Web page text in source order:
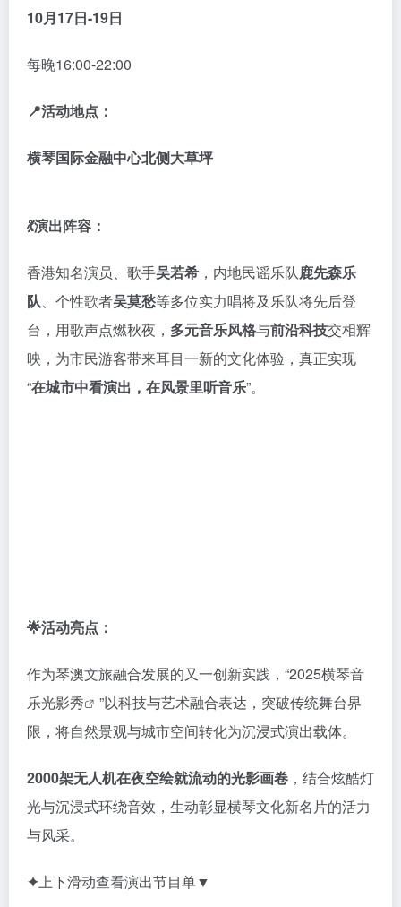
10月17日-19日
每晚16:00-22:00
📍活动地点：
横琴国际金融中心北侧大草坪
💃演出阵容：
香港知名演员、歌手吴若希 ，内地民谣乐队鹿先森乐
队、个性歌者吴莫愁等多位实力唱将及乐队将先后登
台，用歌声点燃秋夜， 多元音乐风格与前沿科技交相辉
映，为市民游客带来耳目一新的文化体验，真正实现
“在城市中看演出，在风景里听音乐”。
🌟活动亮点：
作为琴澳文旅融合发展的又一创新实践，“2025横琴音
乐光影秀
”以科技与艺术融合表达，突破传统舞台界
限，将自然景观与城市空间转化为沉浸式演出载体。
2000架无人机在夜空绘就流动的光影画卷 ，结合炫酷灯
光与沉浸式环绕音效，生动彰显横琴文化新名片的活力
与风采。
✦上下滑动查看演出节目单▼